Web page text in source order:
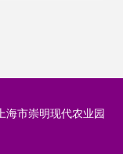
海市崇明现代农业园